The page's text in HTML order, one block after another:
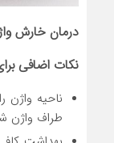
درمان خارش
نکات اضافی
ناحیه
طراف واژن